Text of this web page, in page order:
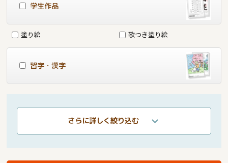
学生作品
塗り絵 歌つき塗り絵
習字・漢字
さらに詳しく絞り込む